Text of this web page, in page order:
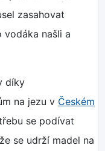
zasahovat
vodáka našli a
díky
na jezu v Českém
se podívat
se udrží madel na